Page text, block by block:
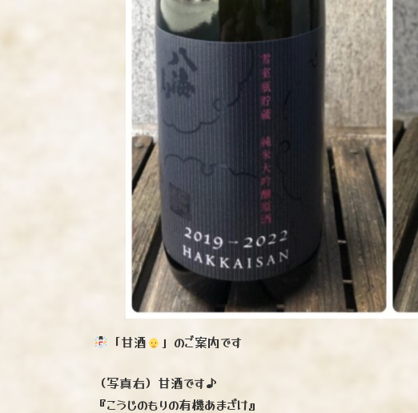
「甘酒 」のご案内です
（写真右）甘酒です♪
『こうじのもりの有機あまざけ』